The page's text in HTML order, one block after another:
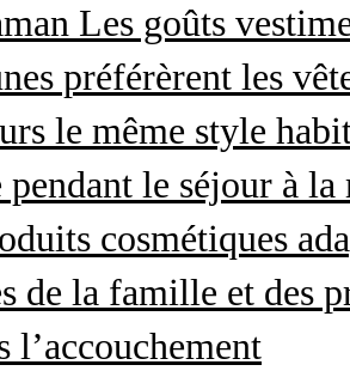
Les goûts
préférèrent les
le même style
pendant le séjour à
cosmétiques
de la famille et des
l’accouchement